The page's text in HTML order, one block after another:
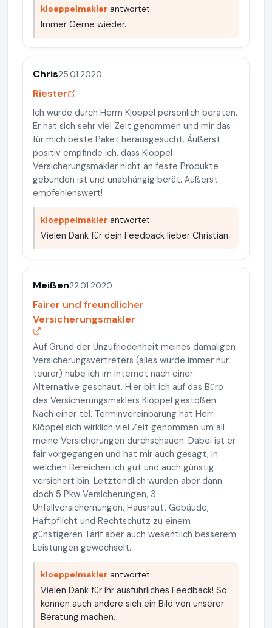
kloeppelmakler antwortet:
Immer Gerne wieder.
Chris25.01.2020
Riester
Ich wurde durch Herrn Klöppel persönlich beraten.
Er hat sich sehr viel Zeit genommen und mir das
für mich beste Paket herausgesucht. Äußerst
positiv empfinde ich, dass Klöppel
Versicherungsmakler nicht an feste Produkte
gebunden ist und unabhängig berät. Äußerst
empfehlenswert!
kloeppelmakler antwortet:
Vielen Dank für dein Feedback lieber Christian.
Meißen22.01.2020
Fairer und freundlicher
Versicherungsmakler
Auf Grund der Unzufriedenheit meines damaligen
Versicherungsvertreters (alles wurde immer nur
teurer) habe ich im Internet nach einer
Alternative geschaut. Hier bin ich auf das Büro
des Versicherungsmaklers Klöppel gestoßen.
Nach einer tel. Terminvereinbarung hat Herr
Klöppel sich wirklich viel Zeit genommen um all
meine Versicherungen durchschauen. Dabei ist er
fair vorgegangen und hat mir auch gesagt, in
welchen Bereichen ich gut und auch günstig
versichert bin. Letztendlich wurden aber dann
doch 5 Pkw Versicherungen, 3
Unfallversichernungen, Hausraut, Gebäude,
Haftpflicht und Rechtschutz zu einem
günstigeren Tarif aber auch wesentlich besserem
Leistungen gewechselt.
kloeppelmakler antwortet:
Vielen Dank für Ihr ausführliches Feedback! So
können auch andere sich ein Bild von unserer
Beratung machen.